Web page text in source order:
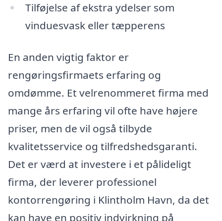
Tilføjelse af ekstra ydelser som
vinduesvask eller tæpperens
En anden vigtig faktor er
rengøringsfirmaets erfaring og
omdømme. Et velrenommeret firma med
mange års erfaring vil ofte have højere
priser, men de vil også tilbyde
kvalitetsservice og tilfredshedsgaranti.
Det er værd at investere i et pålideligt
firma, der leverer professionel
kontorrengøring i Klintholm Havn, da det
kan have en positiv indvirkning på